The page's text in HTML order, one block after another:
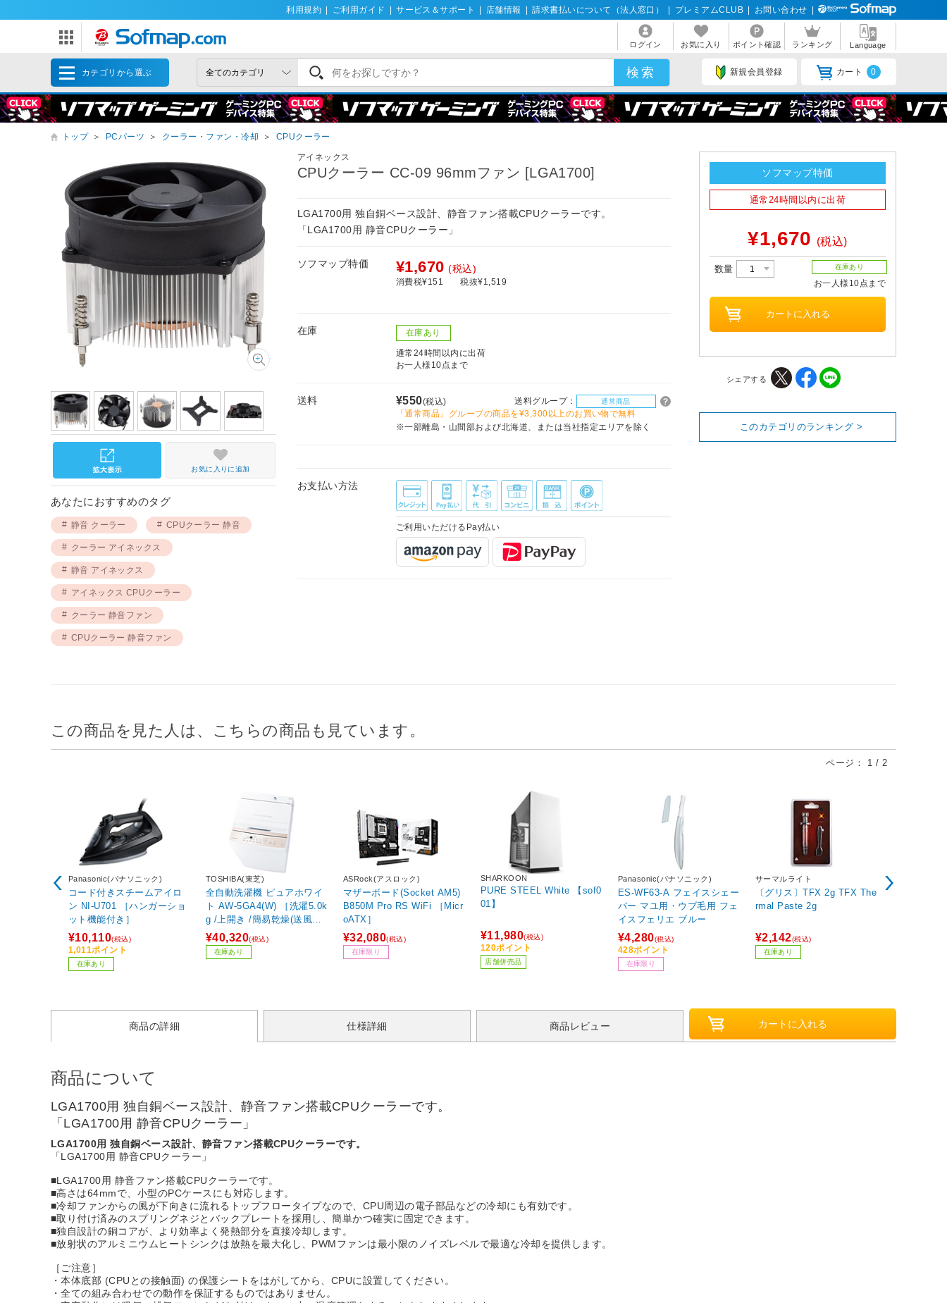
利用規約 ご利用ガイド サービス＆サポート 店舗情報 請求書払いについて（法人窓口） プレミアムCLUB お問い合わせ
ログイン お気に入り ポイント確認 ランキング Language
カテゴリから選ぶ 新規会員登録 カート 0
トップ ＞ PCパーツ ＞ クーラー・ファン・冷却 ＞ CPUクーラー
アイネックス
CPUクーラー CC-09 96mmファン [LGA1700]
LGA1700用 独自銅ベース設計、静音ファン搭載CPUクーラーです。
「LGA1700用 静音CPUクーラー」
ソフマップ特価 ¥1,670 (税込)
消費税¥151 税抜¥1,519
在庫 在庫あり
通常24時間以内に出荷
お一人様10点まで
送料 ¥550(税込) 送料グループ： 通常商品
「通常商品」グループの商品を¥3,300以上のお買い物で無料
※一部離島・山間部および北海道、または当社指定エリアを除く
お支払い方法
ご利用いただけるPay払い
お気に入りに追加
あなたにおすすめのタグ
静音 クーラー CPUクーラー 静音
クーラー アイネックス
静音 アイネックス
アイネックス CPUクーラー
クーラー 静音ファン
CPUクーラー 静音ファン
ソフマップ特価
通常24時間以内に出荷
¥1,670 (税込)
数量 在庫あり
お一人様10点まで
シェアする
このカテゴリのランキング >
この商品を見た人は、こちらの商品も見ています。
ページ： 1 / 2
Panasonic(パナソニック)
コード付きスチームアイロ
ン NI-U701 ［ハンガーショ
ット機能付き］
¥10,110(税込)
1,011ポイント
在庫あり
TOSHIBA(東芝)
全自動洗濯機 ピュアホワイ
ト AW-5GA4(W) ［洗濯5.0k
g /上開き /簡易乾燥(送風機
能)］
¥40,320(税込)
在庫あり
ASRock(アスロック)
マザーボード(Socket AM5)
B850M Pro RS WiFi ［Micr
oATX］
¥32,080(税込)
在庫限り
SHARKOON
PURE STEEL White 【sof0
01】
¥11,980(税込)
120ポイント
店舗併売品
Panasonic(パナソニック)
ES-WF63-A フェイスシェー
バー マユ用・ウブ毛用 フェ
イスフェリエ ブルー
¥4,280(税込)
428ポイント
在庫限り
サーマルライト
〔グリス〕TFX 2g TFX The
rmal Paste 2g
¥2,142(税込)
在庫あり
商品の詳細 仕様詳細 商品レビュー
商品について
LGA1700用 独自銅ベース設計、静音ファン搭載CPUクーラーです。
「LGA1700用 静音CPUクーラー」
LGA1700用 独自銅ベース設計、静音ファン搭載CPUクーラーです。
「LGA1700用 静音CPUクーラー」
■LGA1700用 静音ファン搭載CPUクーラーです。
■高さは64mmで、小型のPCケースにも対応します。
■冷却ファンからの風が下向きに流れるトップフロータイプなので、CPU周辺の電子部品などの冷却にも有効です。
■取り付け済みのスプリングネジとバックプレートを採用し、簡単かつ確実に固定できます。
■独自設計の銅コアが、より効率よく発熱部分を直接冷却します。
■放射状のアルミニウムヒートシンクは放熱を最大化し、PWMファンは最小限のノイズレベルで最適な冷却を提供します。
［ご注意］
・本体底部 (CPUとの接触面) の保護シートをはがしてから、CPUに設置してください。
・全ての組み合わせでの動作を保証するものではありません。